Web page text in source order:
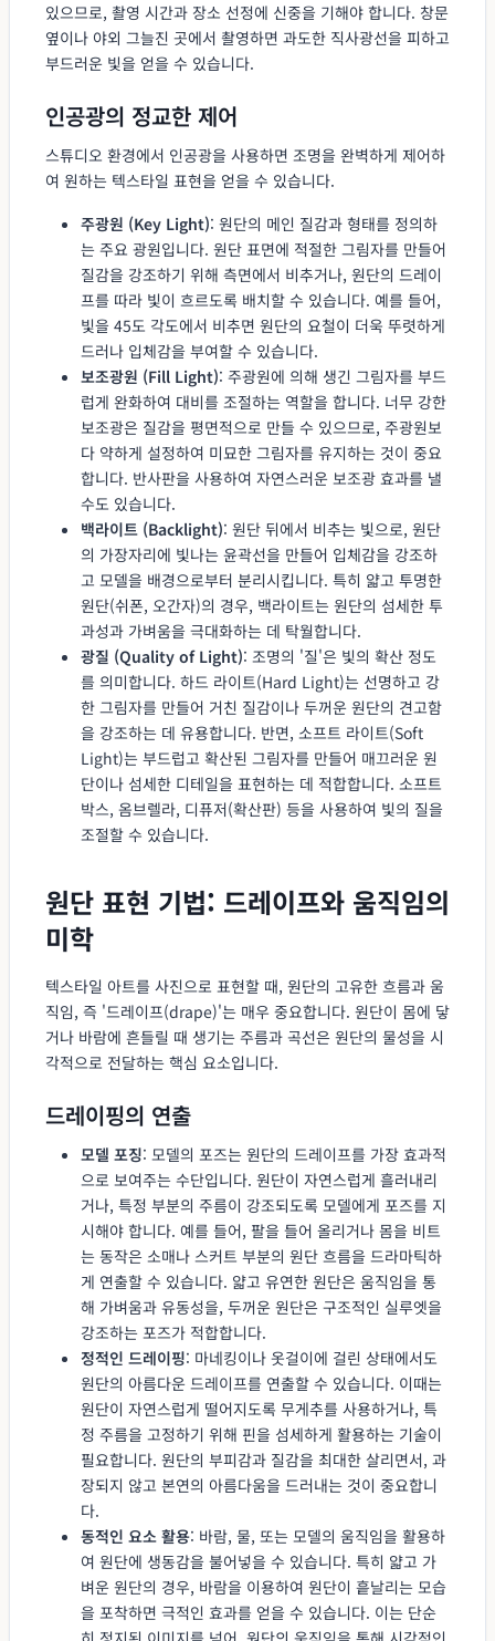
있으므로, 촬영 시간과 장소 선정에 신중을 기해야 합니다. 창문
옆이나 야외 그늘진 곳에서 촬영하면 과도한 직사광선을 피하고
부드러운 빛을 얻을 수 있습니다.
인공광의 정교한 제어
스튜디오 환경에서 인공광을 사용하면 조명을 완벽하게 제어하
여 원하는 텍스타일 표현을 얻을 수 있습니다.
주광원 (Key Light): 원단의 메인 질감과 형태를 정의하
는 주요 광원입니다. 원단 표면에 적절한 그림자를 만들어
질감을 강조하기 위해 측면에서 비추거나, 원단의 드레이
프를 따라 빛이 흐르도록 배치할 수 있습니다. 예를 들어,
빛을 45도 각도에서 비추면 원단의 요철이 더욱 뚜렷하게
드러나 입체감을 부여할 수 있습니다.
보조광원 (Fill Light): 주광원에 의해 생긴 그림자를 부드
럽게 완화하여 대비를 조절하는 역할을 합니다. 너무 강한
보조광은 질감을 평면적으로 만들 수 있으므로, 주광원보
다 약하게 설정하여 미묘한 그림자를 유지하는 것이 중요
합니다. 반사판을 사용하여 자연스러운 보조광 효과를 낼
수도 있습니다.
백라이트 (Backlight): 원단 뒤에서 비추는 빛으로, 원단
의 가장자리에 빛나는 윤곽선을 만들어 입체감을 강조하
고 모델을 배경으로부터 분리시킵니다. 특히 얇고 투명한
원단(쉬폰, 오간자)의 경우, 백라이트는 원단의 섬세한 투
과성과 가벼움을 극대화하는 데 탁월합니다.
광질 (Quality of Light): 조명의 '질'은 빛의 확산 정도
를 의미합니다. 하드 라이트(Hard Light)는 선명하고 강
한 그림자를 만들어 거친 질감이나 두꺼운 원단의 견고함
을 강조하는 데 유용합니다. 반면, 소프트 라이트(Soft
Light)는 부드럽고 확산된 그림자를 만들어 매끄러운 원
단이나 섬세한 디테일을 표현하는 데 적합합니다. 소프트
박스, 옴브렐라, 디퓨저(확산판) 등을 사용하여 빛의 질을
조절할 수 있습니다.
원단 표현 기법: 드레이프와 움직임의
미학
텍스타일 아트를 사진으로 표현할 때, 원단의 고유한 흐름과 움
직임, 즉 '드레이프(drape)'는 매우 중요합니다. 원단이 몸에 닿
거나 바람에 흔들릴 때 생기는 주름과 곡선은 원단의 물성을 시
각적으로 전달하는 핵심 요소입니다.
드레이핑의 연출
모델 포징: 모델의 포즈는 원단의 드레이프를 가장 효과적
으로 보여주는 수단입니다. 원단이 자연스럽게 흘러내리
거나, 특정 부분의 주름이 강조되도록 모델에게 포즈를 지
시해야 합니다. 예를 들어, 팔을 들어 올리거나 몸을 비트
는 동작은 소매나 스커트 부분의 원단 흐름을 드라마틱하
게 연출할 수 있습니다. 얇고 유연한 원단은 움직임을 통
해 가벼움과 유동성을, 두꺼운 원단은 구조적인 실루엣을
강조하는 포즈가 적합합니다.
정적인 드레이핑: 마네킹이나 옷걸이에 걸린 상태에서도
원단의 아름다운 드레이프를 연출할 수 있습니다. 이때는
원단이 자연스럽게 떨어지도록 무게추를 사용하거나, 특
정 주름을 고정하기 위해 핀을 섬세하게 활용하는 기술이
필요합니다. 원단의 부피감과 질감을 최대한 살리면서, 과
장되지 않고 본연의 아름다움을 드러내는 것이 중요합니
다.
동적인 요소 활용: 바람, 물, 또는 모델의 움직임을 활용하
여 원단에 생동감을 불어넣을 수 있습니다. 특히 얇고 가
벼운 원단의 경우, 바람을 이용하여 원단이 흩날리는 모습
을 포착하면 극적인 효과를 얻을 수 있습니다. 이는 단순